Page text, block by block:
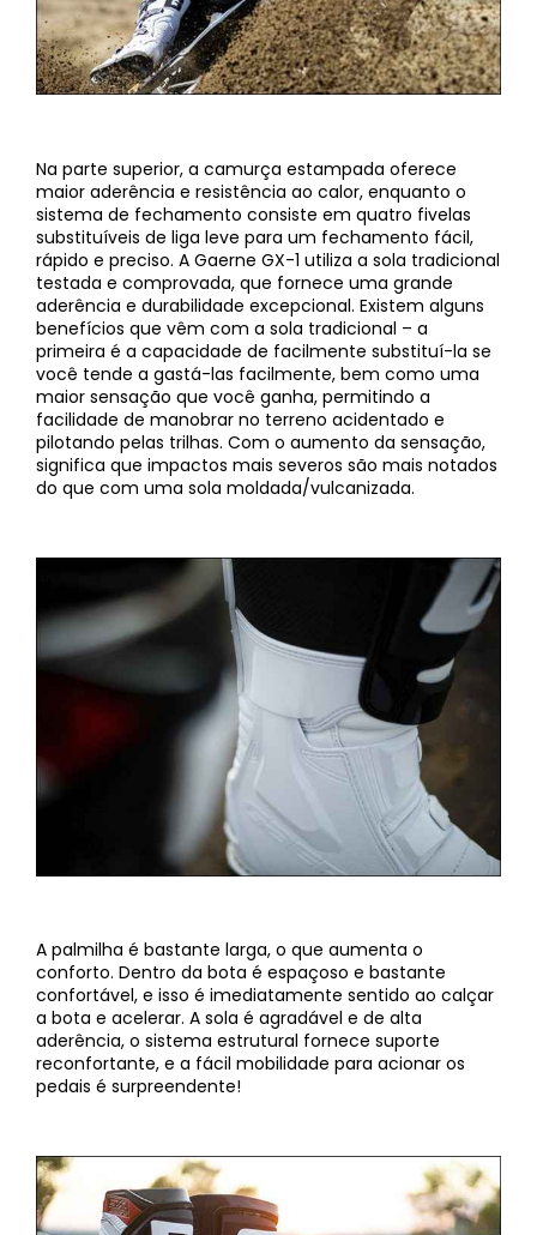
Na parte superior, a camurça estampada oferece
maior aderência e resistência ao calor, enquanto o
sistema de fechamento consiste em quatro fivelas
substituíveis de liga leve para um fechamento fácil,
rápido e preciso. A Gaerne GX-1 utiliza a sola tradicional
testada e comprovada, que fornece uma grande
aderência e durabilidade excepcional. Existem alguns
benefícios que vêm com a sola tradicional – a
primeira é a capacidade de facilmente substituí-la se
você tende a gastá-las facilmente, bem como uma
maior sensação que você ganha, permitindo a
facilidade de manobrar no terreno acidentado e
pilotando pelas trilhas. Com o aumento da sensação,
significa que impactos mais severos são mais notados
do que com uma sola moldada/vulcanizada.
A palmilha é bastante larga, o que aumenta o
conforto. Dentro da bota é espaçoso e bastante
confortável, e isso é imediatamente sentido ao calçar
a bota e acelerar. A sola é agradável e de alta
aderência, o sistema estrutural fornece suporte
reconfortante, e a fácil mobilidade para acionar os
pedais é surpreendente!